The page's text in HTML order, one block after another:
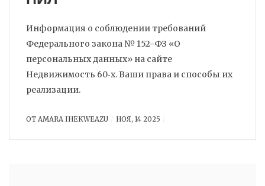
Информация о соблюдении требований
Федерального закона № 152-ФЗ «О
персональных данных» на сайте
Недвижимость 60‑х. Ваши права и способы их
реализации.
ОТ AMARA IHEKWEAZU НОЯ, 14 2025